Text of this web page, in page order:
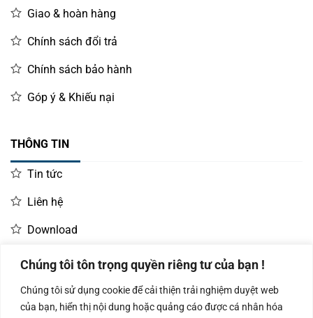
Chúng tôi tôn trọng quyền riêng tư của bạn !
Chúng tôi sử dụng cookie để cải thiện trải nghiệm duyệt web
của bạn, hiển thị nội dung hoặc quảng cáo được cá nhân hóa
Giao & hoàn hàng
Chính sách đổi trả
Chính sách bảo hành
Góp ý & Khiếu nại
THÔNG TIN
Tin tức
Liên hệ
Download
LIÊN HỆ MUA HÀNG
Kinh doanh:
KD Dự Án: 0987
Kế Toán: